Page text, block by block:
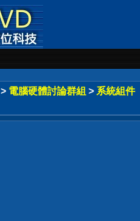
> 電腦硬體討論群組 > 系統組件